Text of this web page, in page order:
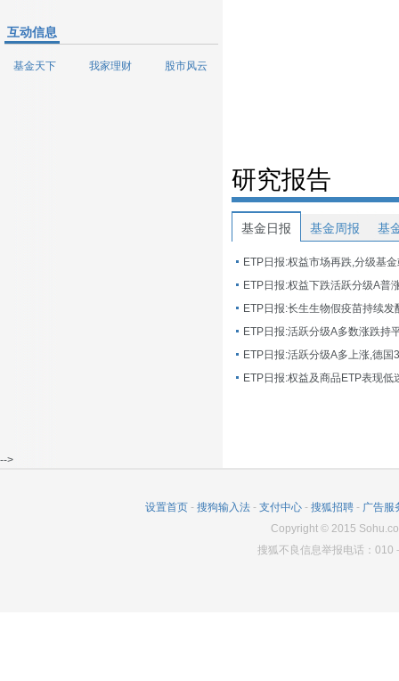
互动信息
基金天下 我家理财 股市风云
研究报告
基金日报 基金周报 基
ETP日报:权益市场再跌,分级基
ETP日报:长生生物假疫苗持续发
ETP日报:活跃分级A多数涨跌持
ETP日报:活跃分级A多上涨,德国
-->
设置首页 - 搜狗输入法 - 支付中心 - 搜狐招聘 - 广告服
Copyright© 2015
搜狐不良信息举报电话：010